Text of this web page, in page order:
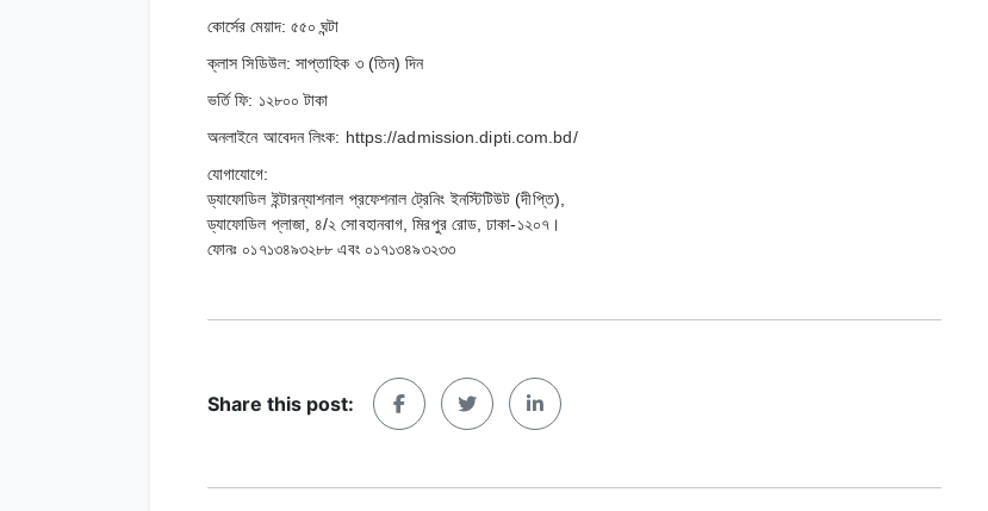
কোর্সের মেয়াদ: ৫৫০ ঘন্টা
ক্লাস সিডিউল: সাপ্তাহিক ৩ (তিন) দিন
ভর্তি ফি: ১২৮০০ টাকা
অনলাইনে আবেদন লিংক: https://admission.dipti.com.bd/
যোগাযোগে:
ড্যাফোডিল ইন্টারন্যাশনাল প্রফেশনাল ট্রেনিং ইনস্টিটিউট (দীপ্তি),
ড্যাফোডিল প্লাজা, ৪/২ সোবহানবাগ, মিরপুর রোড, ঢাকা-১২০৭।
ফোনঃ ০১৭১৩৪৯৩২৮৮ এবং ০১৭১৩৪৯৩২৩৩
Share this post: